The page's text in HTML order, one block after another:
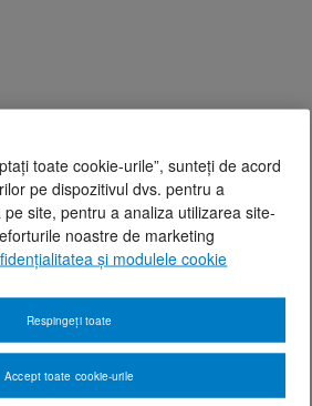
toate cookie-urile”, sunteți de acord
pe dispozitivul dvs. pentru a
site, pentru a analiza utilizarea site-
noastre de marketing
și modulele cookie
Respingeți toate
Accept toate cookie-urile